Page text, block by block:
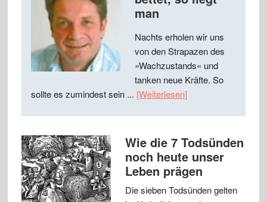
man
Nachts erholen wir uns
von den Strapazen des
»Wachzustands« und
tanken neue Kräfte. So
sollte es zumindest sein ... [Weiterlesen]
Wie die 7 Todsünden
noch heute unser
Leben prägen
Die sieben Todsünden gelten